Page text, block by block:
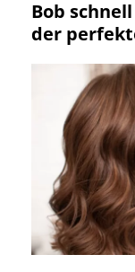
Bob
der